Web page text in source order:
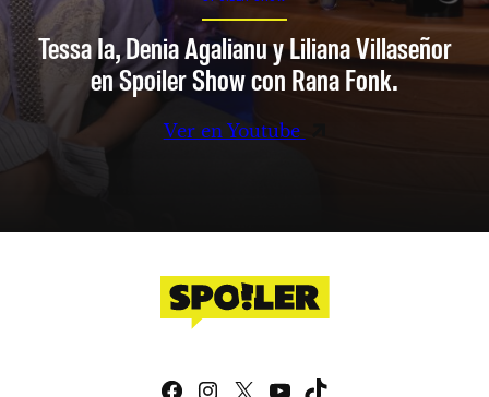
Tessa Ia, Denia Agalianu y Liliana Villaseñor
en Spoiler Show con Rana Fonk.
Ver en Youtube
Facebook
Instagram
X YouTube